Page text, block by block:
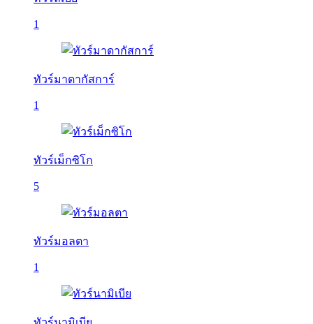
1
ทัวร์มาดากัสการ์
1
ทัวร์เม็กซิโก
5
ทัวร์มอลตา
1